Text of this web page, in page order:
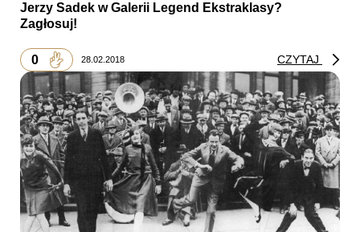
Jerzy Sadek w Galerii Legend Ekstraklasy?
Zagłosuj!
0 28.02.2018 CZYTAJ